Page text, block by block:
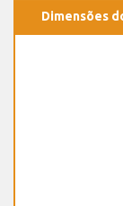
Dimensões